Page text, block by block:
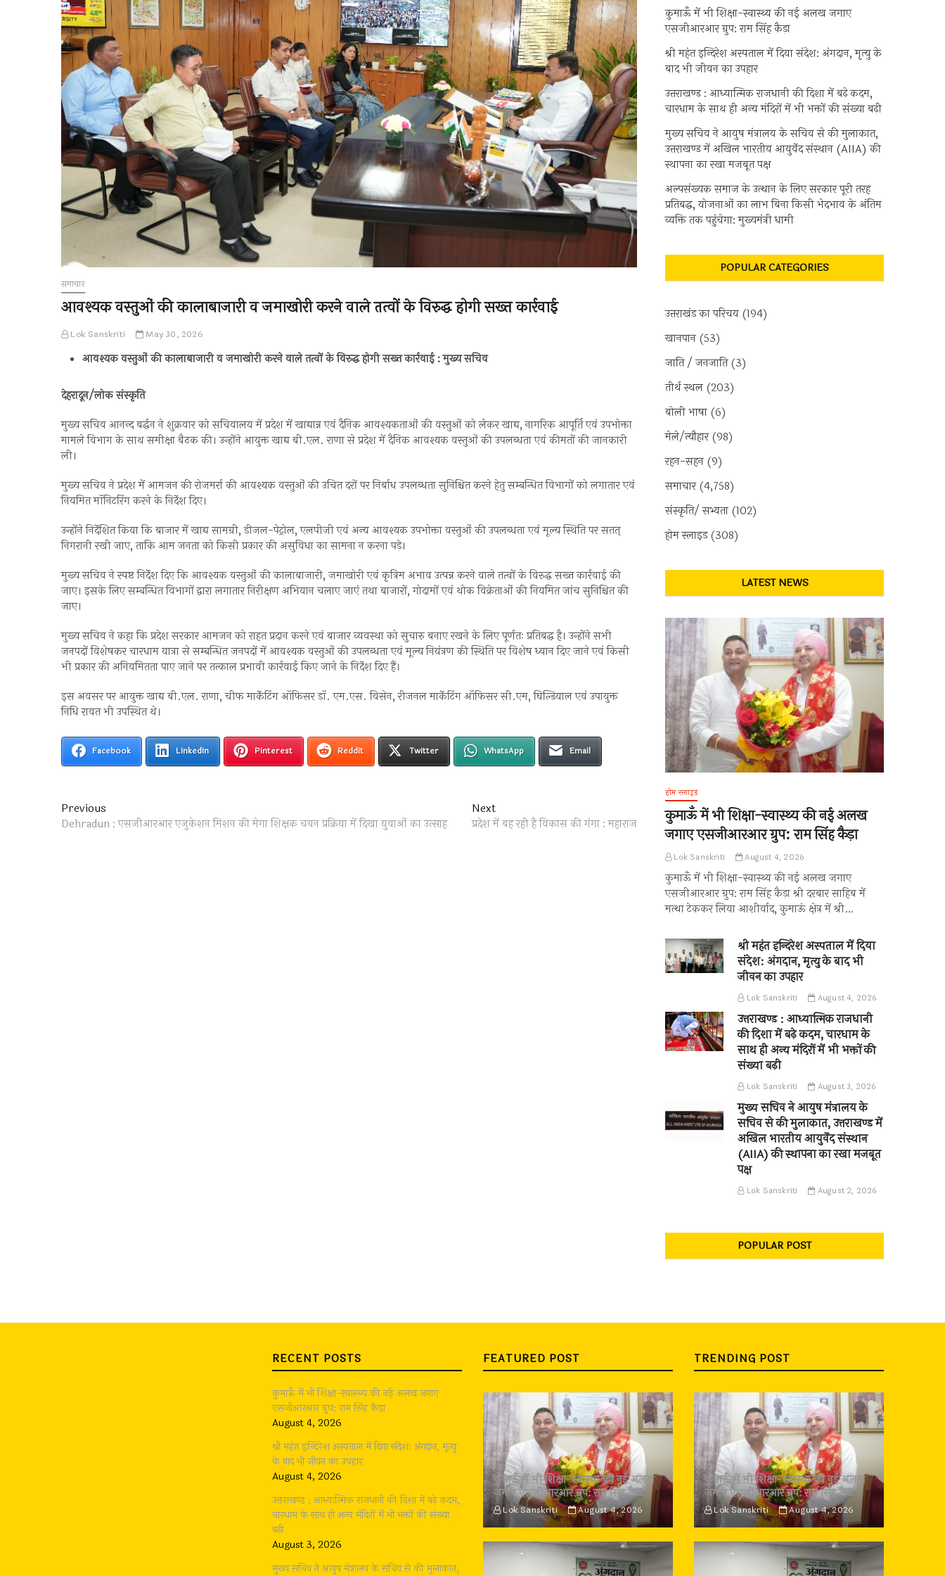
समाचार
आवश्यक वस्तुओं की कालाबाजारी व जमाखोरी करने वाले तत्वों के विरुद्ध होगी सख्त कार्रवाई
Lok Sanskriti May 30, 2026
आवश्यक वस्तुओं की कालाबाजारी व जमाखोरी करने वाले तत्वों के विरुद्ध होगी सख्त कार्रवाई : मुख्य सचिव
देहरादून/लोक संस्कृति
मुख्य सचिव आनन्द बर्द्धन ने शुक्रवार को सचिवालय में प्रदेश में खाद्यान्न एवं दैनिक आवश्यकताओं की वस्तुओं को लेकर खाद्य, नागरिक आपूर्ति एवं उपभोक्ता
मामले विभाग के साथ समीक्षा बैठक की। उन्होंने आयुक्त खाद्य बी.एल. राणा से प्रदेश में दैनिक आवश्यक वस्तुओं की उपलब्धता एवं कीमतों की जानकारी
ली।
मुख्य सचिव ने प्रदेश में आमजन की रोजमर्रा की आवश्यक वस्तुओं की उचित दरों पर निर्बाध उपलब्धता सुनिश्चित करने हेतु सम्बन्धित विभागों को लगातार एवं
नियमित मॉनिटरिंग करने के निर्देश दिए।
उन्होंने निर्देशित किया कि बाजार में खाद्य सामग्री, डीजल-पेट्रोल, एलपीजी एवं अन्य आवश्यक उपभोक्ता वस्तुओं की उपलब्धता एवं मूल्य स्थिति पर सतत्
निगरानी रखी जाए, ताकि आम जनता को किसी प्रकार की असुविधा का सामना न करना पड़े।
मुख्य सचिव ने स्पष्ट निर्देश दिए कि आवश्यक वस्तुओं की कालाबाजारी, जमाखोरी एवं कृत्रिम अभाव उत्पन्न करने वाले तत्वों के विरुद्ध सख्त कार्रवाई की
जाए। इसके लिए सम्बन्धित विभागों द्वारा लगातार निरीक्षण अभियान चलाए जाएं तथा बाजारों, गोदामों एवं थोक विक्रेताओं की नियमित जांच सुनिश्चित की
जाए।
मुख्य सचिव ने कहा कि प्रदेश सरकार आमजन को राहत प्रदान करने एवं बाजार व्यवस्था को सुचारु बनाए रखने के लिए पूर्णतः प्रतिबद्ध है। उन्होंने सभी
जनपदों विशेषकर चारधाम यात्रा से सम्बन्धित जनपदों में आवश्यक वस्तुओं की उपलब्धता एवं मूल्य नियंत्रण की स्थिति पर विशेष ध्यान दिए जाने एवं किसी
भी प्रकार की अनियमितता पाए जाने पर तत्काल प्रभावी कार्रवाई किए जाने के निर्देश दिए हैं।
इस अवसर पर आयुक्त खाद्य बी.एल. राणा, चीफ मार्केटिंग ऑफिसर डॉ. एम.एस. विसेन, रीजनल मार्केटिंग ऑफिसर सी.एम, घिल्डियाल एवं उपायुक्त
निधि रावत भी उपस्थित थे।
Facebook LinkedIn Pinterest Reddit Twitter WhatsApp Email
Post
navigation
Previous
post:
Dehradun : एसजीआरआर एजुकेशन मिशन की मेगा शिक्षक चयन प्रक्रिया में दिखा युवाओं का उत्साह
NextNext
post:
प्रदेश में बह रही है विकास की गंगा : महाराज
कुमाऊँ में भी शिक्षा-स्वास्थ्य की नई अलख जगाए
एसजीआरआर ग्रुप: राम सिंह कैड़ा
श्री महंत इन्दिरेश अस्पताल में दिया संदेश: अंगदान, मृत्यु के
बाद भी जीवन का उपहार
उत्तराखण्ड : आध्यात्मिक राजधानी की दिशा में बढ़े कदम,
चारधाम के साथ ही अन्य मंदिरों में भी भक्तों की संख्या बढ़ी
मुख्य सचिव ने आयुष मंत्रालय के सचिव से की मुलाकात,
उत्तराखण्ड में अखिल भारतीय आयुर्वेद संस्थान (AIIA) की
स्थापना का रखा मजबूत पक्ष
अल्पसंख्यक समाज के उत्थान के लिए सरकार पूरी तरह
प्रतिबद्ध, योजनाओं का लाभ बिना किसी भेदभाव के अंतिम
व्यक्ति तक पहुंचेगा: मुख्यमंत्री धामी
POPULAR CATEGORIES
उत्तराखंड का परिचय (194)
खानपान (53)
जाति / जनजाति(3)
तीर्थ स्थल (203)
बोली भाषा (6)
मेले/त्यौहार(98)
रहन-सहन (9)
समाचार(4,758)
संस्कृति/ सभ्यता (102)
होम स्लाइड(308)
LATEST NEWS
होम स्लाइड
कुमाऊँ में भी शिक्षा-स्वास्थ्य की नई अलख
जगाए एसजीआरआर ग्रुप: राम सिंह कैड़ा
Lok Sanskriti August 4, 2026
कुमाऊँ में भी शिक्षा-स्वास्थ्य की नई अलख जगाए
एसजीआरआर ग्रुप: राम सिंह कैड़ा श्री दरबार साहिब में
मत्था टेककर लिया आशीर्वाद, कुमाऊं क्षेत्र में श्री…
श्री महंत इन्दिरेश अस्पताल में दिया
संदेश: अंगदान, मृत्यु के बाद भी
जीवन का उपहार
Lok Sanskriti August 4, 2026
उत्तराखण्ड : आध्यात्मिक राजधानी
की दिशा में बढ़े कदम, चारधाम के
साथ ही अन्य मंदिरों में भी भक्तों की
संख्या बढ़ी
Lok Sanskriti August 3, 2026
मुख्य सचिव ने आयुष मंत्रालय के
सचिव से की मुलाकात, उत्तराखण्ड में
अखिल भारतीय आयुर्वेद संस्थान
(AIIA) की स्थापना का रखा मजबूत
पक्ष
Lok Sanskriti August 2, 2026
POPULAR POST
RECENT POSTS
कुमाऊँ में भी शिक्षा-स्वास्थ्य की नई अलख जगाए
एसजीआरआर ग्रुप: राम सिंह कैड़ा
August 4, 2026
श्री महंत इन्दिरेश अस्पताल में दिया संदेश: अंगदान, मृत्यु
के बाद भी जीवन का उपहार
August 4, 2026
उत्तराखण्ड : आध्यात्मिक राजधानी की दिशा में बढ़े कदम,
चारधाम के साथ ही अन्य मंदिरों में भी भक्तों की संख्या
बढ़ी
August 3, 2026
मुख्य सचिव ने आयुष मंत्रालय के सचिव से की मुलाकात,
FEATURED POST
कुमाऊँ में भी शिक्षा-स्वास्थ्य की नई अलख
जगाए एसजीआरआर ग्रुप: राम सिंह कैड़ा
Lok Sanskriti August 4, 2026
TRENDING POST
कुमाऊँ में भी शिक्षा-स्वास्थ्य की नई अलख
जगाए एसजीआरआर ग्रुप: राम सिंह कैड़ा
Lok Sanskriti August 4, 2026